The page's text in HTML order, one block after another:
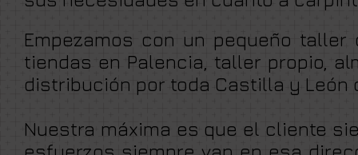
Empezamos con un pequeño
tiendas en Palencia, taller propio,
distribución por toda Castilla y
Nuestra máxima es que el cliente